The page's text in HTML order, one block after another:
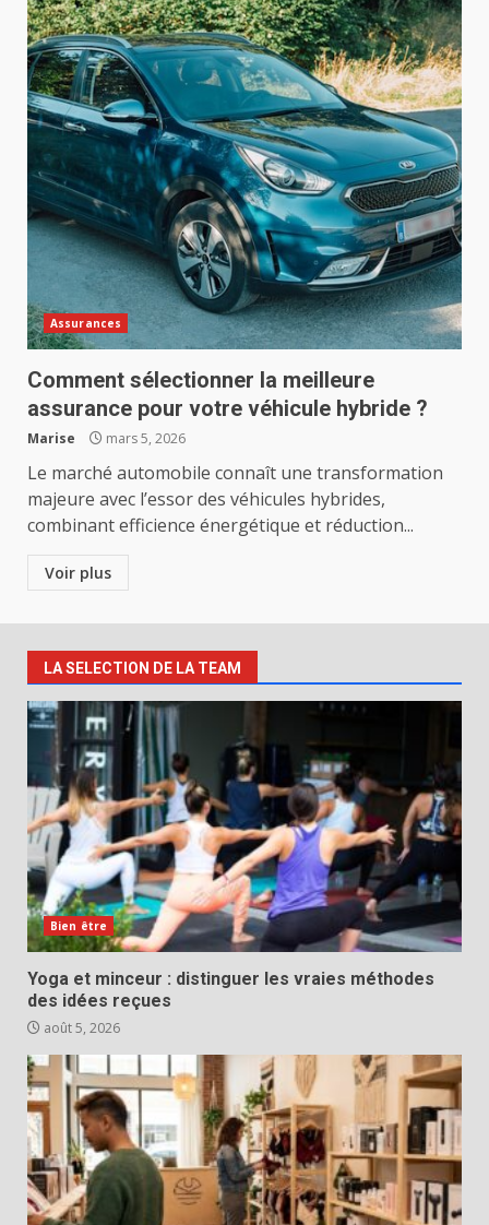
Assurances
Comment sélectionner la meilleure
assurance pour votre véhicule hybride ?
Marise mars 5, 2026
Le marché automobile connaît une transformation
majeure avec l’essor des véhicules hybrides,
combinant efficience énergétique et réduction...
Voir plus
LA SELECTION DE LA TEAM
Bien être
Yoga et minceur : distinguer les vraies méthodes
des idées reçues
août 5, 2026